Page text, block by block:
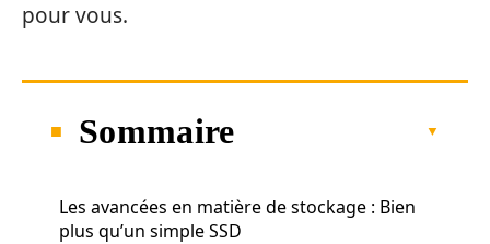
pour vous.
Sommaire
Les avancées en matière de stockage : Bien
plus qu’un simple SSD